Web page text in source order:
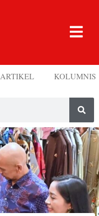
ARTIKEL KOLUMNIS